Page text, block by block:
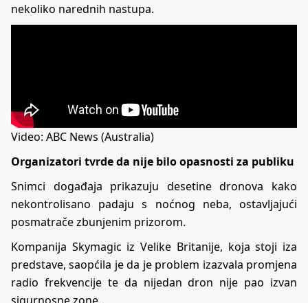
nekoliko narednih nastupa.
Video: ABC News (Australia)
Organizatori tvrde da nije bilo opasnosti za publiku
Snimci događaja prikazuju desetine dronova kako
nekontrolisano padaju s noćnog neba, ostavljajući
posmatrače zbunjenim prizorom.
Kompanija Skymagic iz Velike Britanije, koja stoji iza
predstave, saopćila je da je problem izazvala promjena
radio frekvencije te da nijedan dron nije pao izvan